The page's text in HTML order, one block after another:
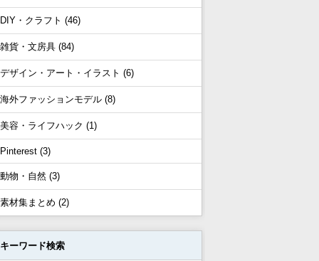
DIY・クラフト (46)
雑貨・文房具 (84)
デザイン・アート・イラスト (6)
海外ファッションモデル (8)
美容・ライフハック (1)
Pinterest (3)
動物・自然 (3)
素材集まとめ (2)
キーワード検索